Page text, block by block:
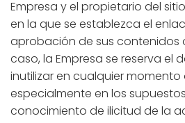
Empresa y el propietario del
en la que se establezca el
aprobación de sus contenidos
caso, la Empresa se reserva el
inutilizar en cualquier
especialmente en los
conocimiento de ilicitud de la